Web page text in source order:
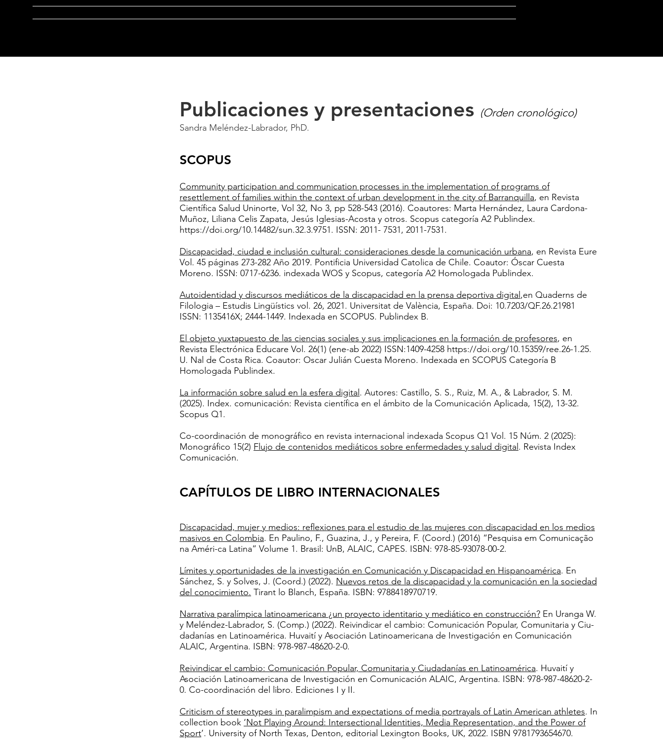
Publicaciones y presentaciones (Orden cronológico)
Sandra Meléndez-Labrador, PhD.
SCOPUS​
Community participation and communication processes in the implementation of programs of
resettlement of families within the context of urban development in the city of Barranquilla, en Revista
Científica Salud Uninorte, Vol 32, No 3, pp 528-543 (2016). Coautores: Marta Hernández, Laura Cardona-
Muñoz, Liliana Celis Zapata, Jesús Iglesias-Acosta y otros. Scopus categoría A2 Publindex.
https://doi.org/10.14482/sun.32.3.9751. ISSN: 2011- 7531, 2011-7531.​​
Discapacidad, ciudad e inclusión cultural: consideraciones desde la comunicación urbana, en Revista Eure
Vol. 45 páginas 273-282 Año 2019. Pontificia Universidad Catolica de Chile. Coautor: Óscar Cuesta
Moreno. ISSN: 0717-6236. indexada WOS y Scopus, categoría A2 Homologada Publindex.
Autoidentidad y discursos mediáticos de la discapacidad en la prensa deportiva digital ,en Quaderns de
Filologia – Estudis Lingüístics vol. 26, 2021. Universitat de València, España. Doi: 10.7203/QF.26.21981
ISSN: 1135416X; 2444-1449. Indexada en SCOPUS. Publindex B.
​El objeto yuxtapuesto de las ciencias sociales y sus implicaciones en la formación de profesores, en
Revista Electrónica Educare Vol. 26(1) (ene-ab 2022) ISSN:1409-4258 https://doi.org/10.15359/ree.26-1.25.
U. Nal de Costa Rica. Coautor: Oscar Julián Cuesta Moreno. Indexada en SCOPUS Categoría B
Homologada Publindex.
La información sobre salud en la esfera digital . Autores: Castillo, S. S., Ruiz, M. A., & Labrador, S. M.
(2025). Index. comunicación: Revista científica en el ámbito de la Comunicación Aplicada, 15(2), 13-32.
Scopus Q1.
Co-coordinación de monográfico en revista internacional indexada Scopus Q1 Vol. 15 Núm. 2 (2025):
Monográfico 15(2) Flujo de contenidos mediáticos sobre enfermedades y salud digital . Revista Index
Comunicación.
CAPÍTULOS DE LIBRO INTERNACIONALES
Discapacidad, mujer y medios: reflexiones para el estudio de las mujeres con discapacidad en los medios
masivos en Colombia. En Paulino, F., Guazina, J., y Pereira, F. (Coord.) (2016) “Pesquisa em Comunicação
na Améri-ca Latina” Volume 1. Brasil: UnB, ALAIC, CAPES. ISBN: 978-85-93078-00-2.
Límites y oportunidades de la investigación en Comunicación y Discapacidad en Hispanoamérica. En
Sánchez, S. y Solves, J. (Coord.) (2022). Nuevos retos de la discapacidad y la comunicación en la sociedad
del conocimiento. Tirant lo Blanch, España. ISBN: 9788418970719.
Narrativa paralímpica latinoamericana ¿un proyecto identitario y mediático en construcción? En Uranga W.
y Meléndez-Labrador, S. (Comp.) (2022). Reivindicar el cambio: Comunicación Popular, Comunitaria y Ciu-
dadanías en Latinoamérica. Huvaití y Asociación Latinoamericana de Investigación en Comunicación
ALAIC, Argentina. ISBN: 978-987-48620-2-0.
Reivindicar el cambio: Comunicación Popular, Comunitaria y Ciudadanías en Latinoamérica. Huvaití y
Asociación Latinoamericana de Investigación en Comunicación ALAIC, Argentina. ISBN: 978-987-48620-2-
0. Co-coordinación del libro. Ediciones I y II.
Criticism of stereotypes in paralimpism and expectations of media portrayals of Latin American athletes. In
collection book ‘Not Playing Around: Intersectional Identities, Media Representation, and the Power of
Sport’. University of North Texas, Denton, editorial Lexington Books, UK, 2022. ISBN 9781793654670.